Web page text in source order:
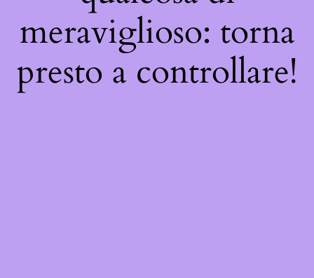
meraviglioso: torna
presto a controllare!